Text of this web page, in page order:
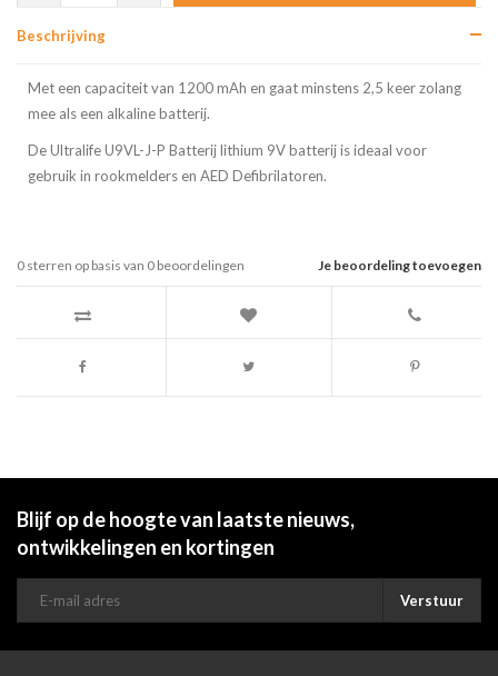
Beschrijving
Met een capaciteit van 1200 mAh en gaat minstens 2,5 keer zolang
mee als een alkaline batterij.
De Ultralife U9VL-J-P Batterij lithium 9V batterij is ideaal voor
gebruik in rookmelders en AED Defibrilatoren.
Je beoordeling toevoegen
0 sterren op basis van 0 beoordelingen
Blijf op de hoogte van laatste nieuws,
ontwikkelingen en kortingen
Verstuur